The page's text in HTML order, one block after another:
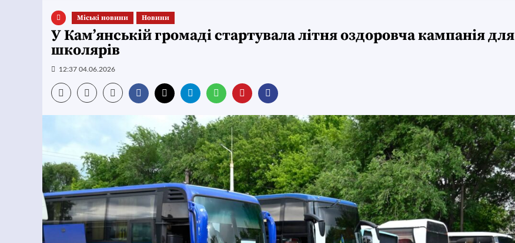
Mіські новини Новини
У Кам’янській громаді стартувала літня оздоровча кампанія для
школярів
12:37 04.06.2026